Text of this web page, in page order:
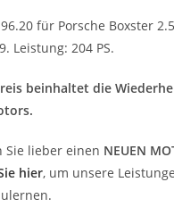
für Porsche Boxster
Leistung: 204 PS.
beinhaltet die
Sie lieber einen NEUEN
hier, um unsere